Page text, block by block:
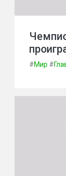
#Мир #